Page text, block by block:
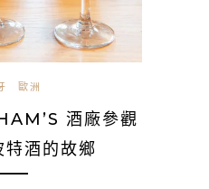
歐洲
酒廠參觀
特酒的故鄉